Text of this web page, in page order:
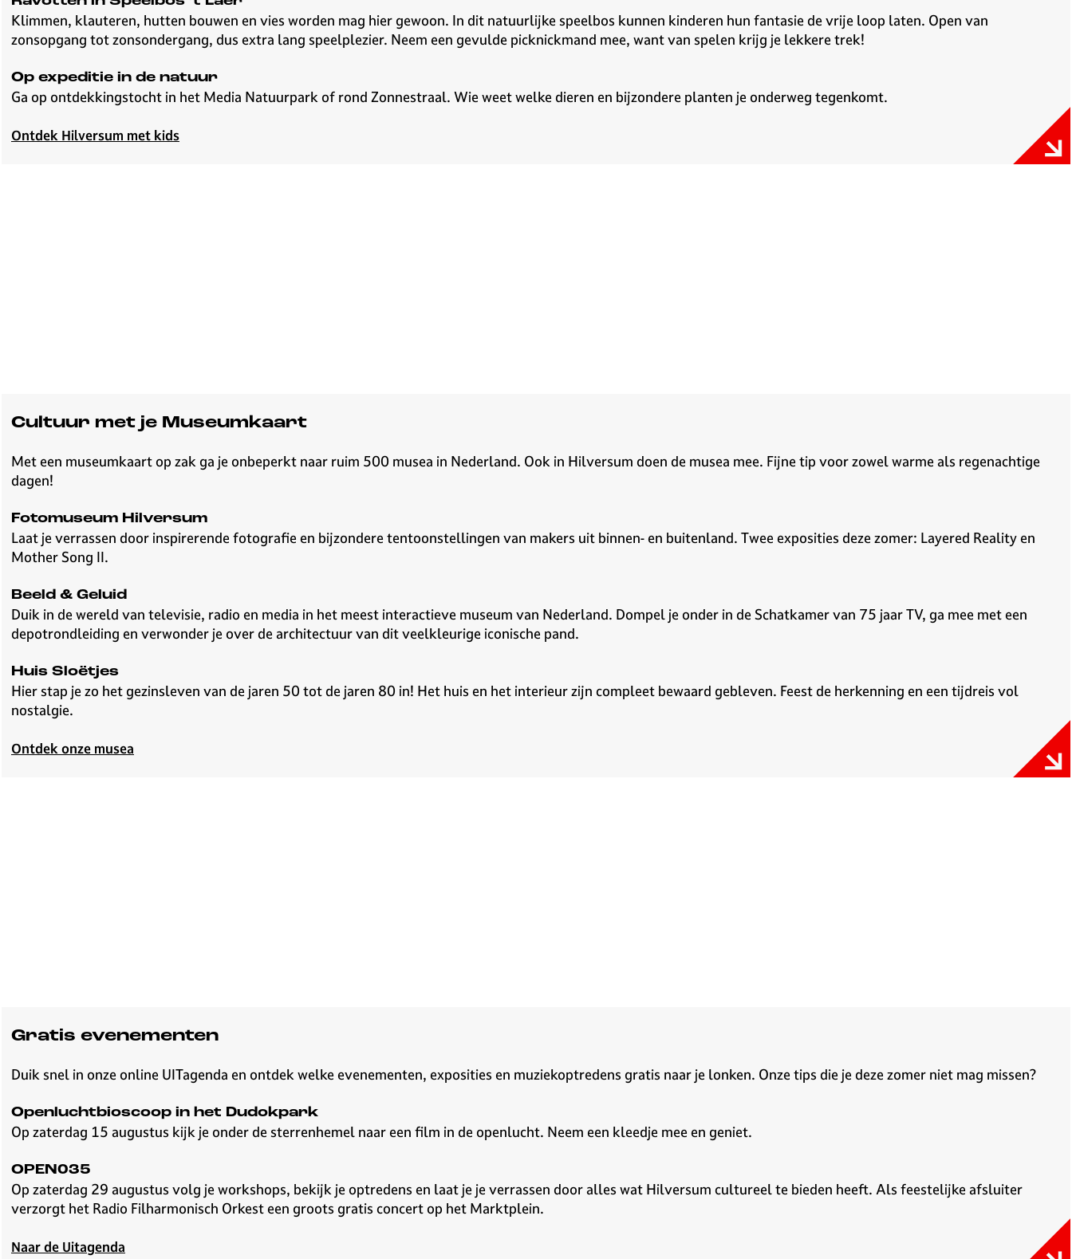
Klimmen, klauteren, hutten bouwen en vies worden mag hier gewoon. In dit natuurlijke speelbos kunnen kinderen hun fantasie de vrije loop laten. Open van
zonsopgang tot zonsondergang, dus extra lang speelplezier. Neem een gevulde picknickmand mee, want van spelen krijg je lekkere trek!
Op expeditie in de natuur
Ga op ontdekkingstocht in het Media Natuurpark of rond Zonnestraal. Wie weet welke dieren en bijzondere planten je onderweg tegenkomt.
Ontdek Hilversum met kids
Cultuur met je Museumkaart
Met een museumkaart op zak ga je onbeperkt naar ruim 500 musea in Nederland. Ook in Hilversum doen de musea mee. Fijne tip voor zowel warme als regenachtige
dagen!
Fotomuseum Hilversum
Laat je verrassen door inspirerende fotografie en bijzondere tentoonstellingen van makers uit binnen- en buitenland. Twee exposities deze zomer: Layered Reality en
Mother Song II.
Beeld & Geluid
Duik in de wereld van televisie, radio en media in het meest interactieve museum van Nederland. Dompel je onder in de Schatkamer van 75 jaar TV, ga mee met een
depotrondleiding en verwonder je over de architectuur van dit veelkleurige iconische pand.
Huis Sloëtjes
Hier stap je zo het gezinsleven van de jaren 50 tot de jaren 80 in! Het huis en het interieur zijn compleet bewaard gebleven. Feest de herkenning en een tijdreis vol
nostalgie.
Ontdek onze musea
Gratis evenementen
Duik snel in onze online UITagenda en ontdek welke evenementen, exposities en muziekoptredens gratis naar je lonken. Onze tips die je deze zomer niet mag missen?
Openluchtbioscoop in het Dudokpark
Op zaterdag 15 augustus kijk je onder de sterrenhemel naar een film in de openlucht. Neem een kleedje mee en geniet.
OPEN035
Op zaterdag 29 augustus volg je workshops, bekijk je optredens en laat je je verrassen door alles wat Hilversum cultureel te bieden heeft. Als feestelijke afsluiter
verzorgt het Radio Filharmonisch Orkest een groots gratis concert op het Marktplein.
Naar de Uitagenda